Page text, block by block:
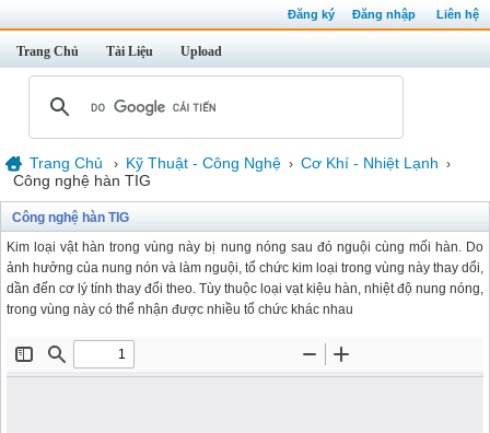
Đăng ký Đăng nhập Liên hệ
Trang Chủ Tài Liệu Upload
Trang Chủ › Kỹ Thuật - Công Nghệ › Cơ Khí - Nhiệt Lạnh ›
Công nghệ hàn TIG
Công nghệ hàn TIG
Kim loại vật hàn trong vùng này bị nung nóng sau đó nguội cùng mối hàn. Do
ảnh hưởng của nung nón và làm nguội, tổ chức kim loại trong vùng này thay dổi,
dần đến cơ lý tính thay đổi theo. Tùy thuộc loại vạt kiệu hàn, nhiệt độ nung nóng,
trong vùng này có thể nhận được nhiều tổ chức khác nhau